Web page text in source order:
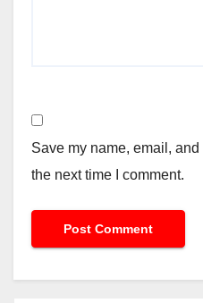
Save my name, email,
the next time I comment.